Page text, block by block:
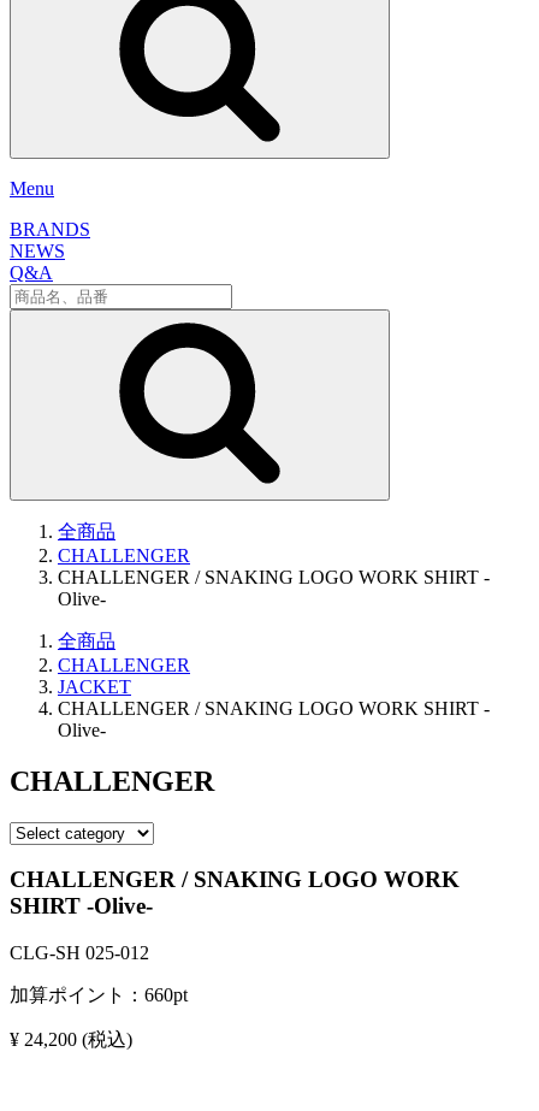
Menu
BRANDS
NEWS
Q&A
全商品
CHALLENGER
CHALLENGER / SNAKING LOGO WORK SHIRT -
Olive-
全商品
CHALLENGER
JACKET
CHALLENGER / SNAKING LOGO WORK SHIRT -
Olive-
CHALLENGER
CHALLENGER / SNAKING LOGO WORK
SHIRT -Olive-
CLG-SH 025-012
加算ポイント： 660pt
¥ 24,200 (税込)